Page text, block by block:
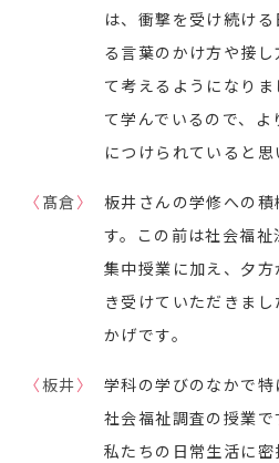
は、衝撃を受け続け
る言葉のかけ方や接
て考えるようになり
て学んでいるので、
につけられていると思
〈 髙倉〉
板井さんの学修への
す。この前は社会福
集中授業に加え、夕
き受けていただきま
かげです。
〈板井〉
学科の学びのなかで特
社会福祉調査の授業
私たちの日常生活に